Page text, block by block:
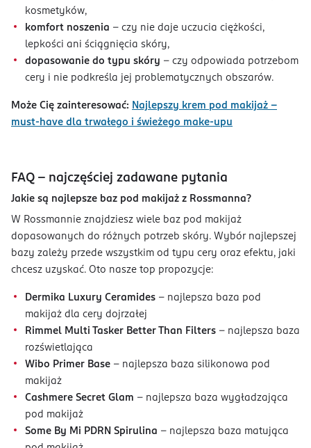
kosmetyków,
komfort noszenia – czy nie daje uczucia ciężkości,
lepkości ani ściągnięcia skóry,
dopasowanie do typu skóry – czy odpowiada potrzebom
cery i nie podkreśla jej problematycznych obszarów.
Może Cię zainteresować: Najlepszy krem pod makijaż –
must-have dla trwałego i świeżego make-upu
FAQ – najczęściej zadawane pytania
Jakie są najlepsze baz pod makijaż z Rossmanna?
W Rossmannie znajdziesz wiele baz pod makijaż
dopasowanych do różnych potrzeb skóry. Wybór najlepszej
bazy zależy przede wszystkim od typu cery oraz efektu, jaki
chcesz uzyskać. Oto nasze top propozycje:
Dermika Luxury Ceramides – najlepsza baza pod
makijaż dla cery dojrzałej
Rimmel Multi Tasker Better Than Filters – najlepsza baza
rozświetlająca
Wibo Primer Base – najlepsza baza silikonowa pod
makijaż
Cashmere Secret Glam – najlepsza baza wygładzająca
pod makijaż
Some By Mi PDRN Spirulina – najlepsza baza matująca